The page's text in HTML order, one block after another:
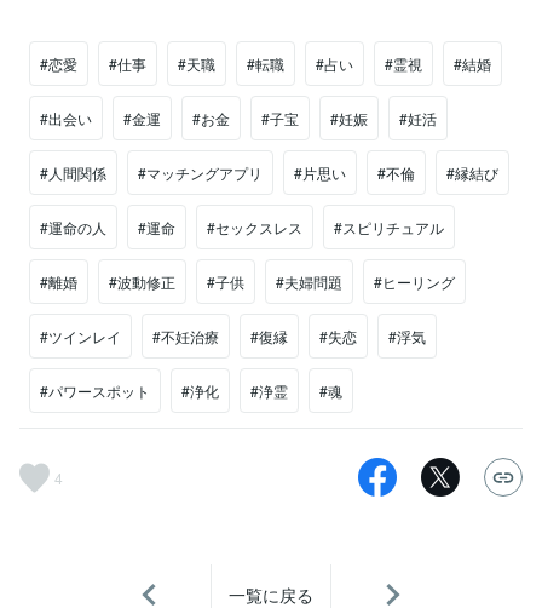
#恋愛 #仕事 #天職 #転職 #占い #霊視 #結婚
#出会い #金運 #お金 #子宝 #妊娠 #妊活
#人間関係 #マッチングアプリ #片思い #不倫 #縁結び
#運命の人 #運命 #セックスレス #スピリチュアル
#離婚 #波動修正 #子供 #夫婦問題 #ヒーリング
#ツインレイ #不妊治療 #復縁 #失恋 #浮気
#パワースポット #浄化 #浄霊 #魂
4
一覧に戻る